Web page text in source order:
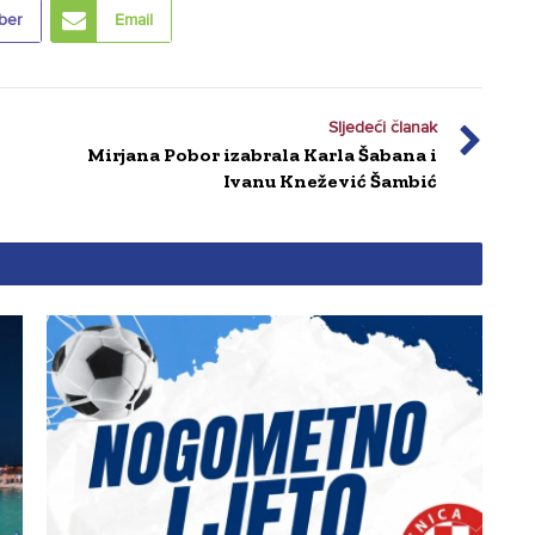
Email
Sljedeći članak
Mirjana Pobor izabrala Karla Šabana i
Ivanu Knežević Šambić